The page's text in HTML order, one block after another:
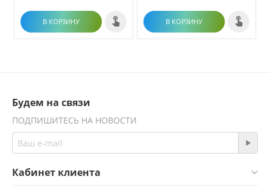
В КОРЗИНУ В КОРЗИНУ
Будем на связи
ПОДПИШИТЕСЬ НА НОВОСТИ
Кабинет клиента